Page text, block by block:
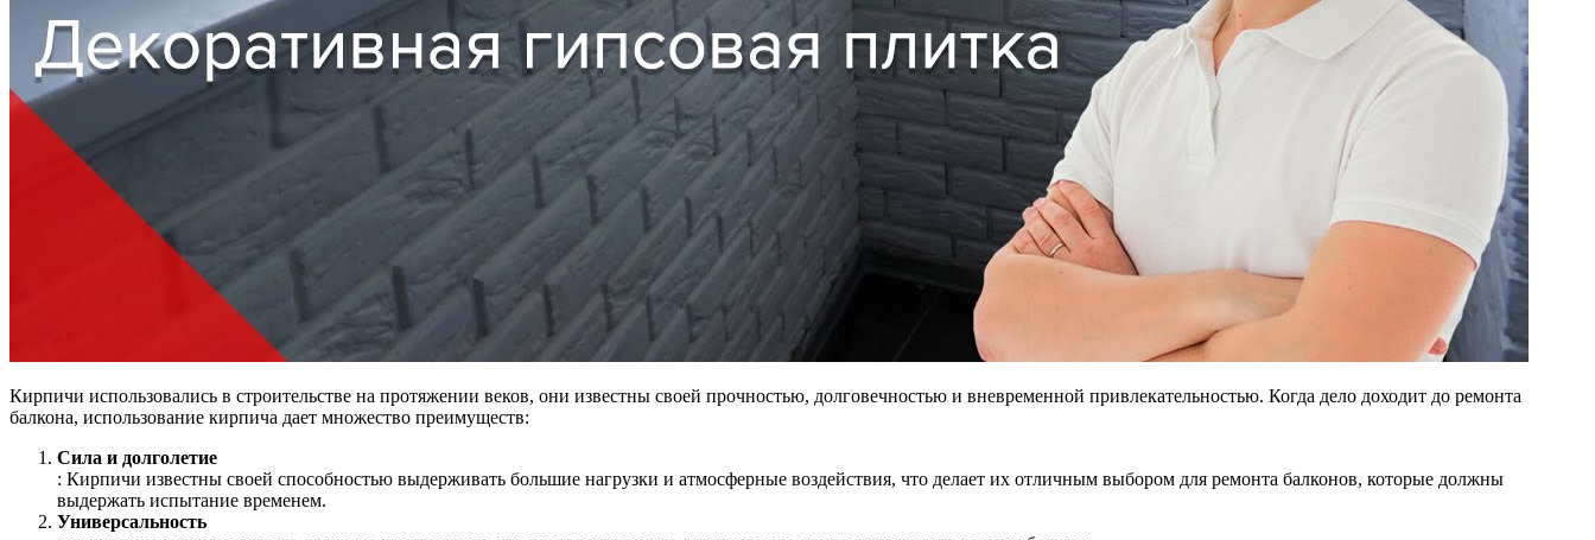
Кирпичи использовались в строительстве на протяжении веков, они известны своей прочностью, долговечностью и вневременной привлекательностью. Когда дело доходит до ремонта
балкона, использование кирпича дает множество преимуществ:
Сила и долголетие
: Кирпичи известны своей способностью выдерживать большие нагрузки и атмосферные воздействия, что делает их отличным выбором для ремонта балконов, которые должны
выдержать испытание временем.
Универсальность